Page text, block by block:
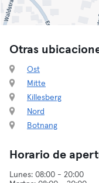
Otras
Ost
Mitte
Killesberg
Nord
Botnang
Horario de
Lunes: 08:00 - 20:00